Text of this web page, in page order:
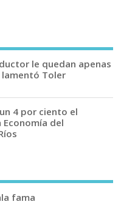
le quedan apenas
lamentó Toler
4 por ciento el
del
fama